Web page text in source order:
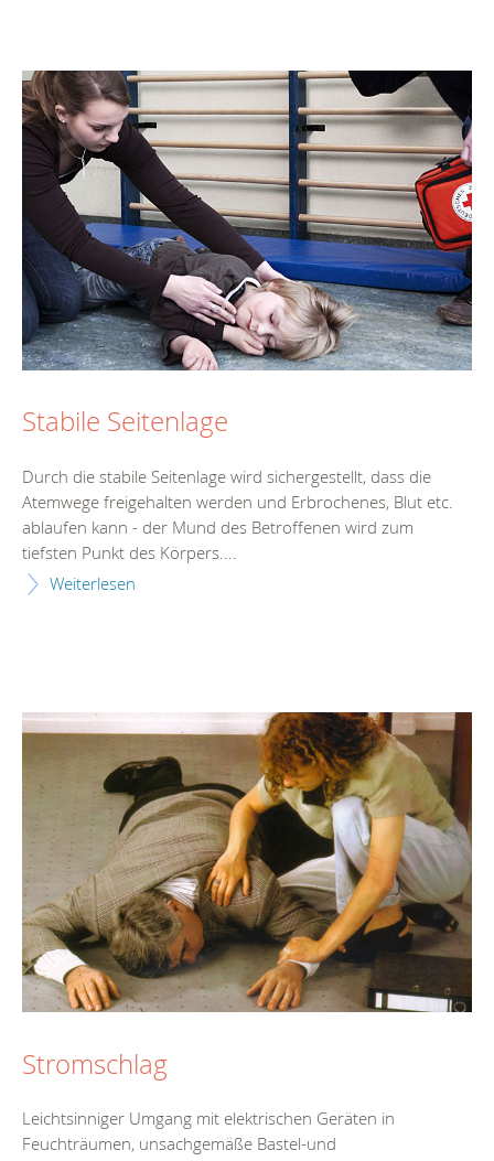
Stabile Seitenlage
Durch die stabile Seitenlage wird sichergestellt, dass die
Atemwege freigehalten werden und Erbrochenes, Blut etc.
ablaufen kann - der Mund des Betroffenen wird zum
tiefsten Punkt des Körpers....
Weiterlesen
Stromschlag
Leichtsinniger Umgang mit elektrischen Geräten in
Feuchträumen, unsachgemäße Bastel-und